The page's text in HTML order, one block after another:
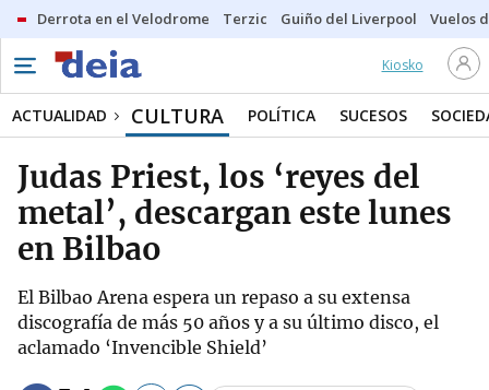
Derrota en el Velodrome Terzic Guiño del Liverpool Vuelos
Kiosko
ACTUALIDAD CULTURA POLÍTICA SUCESOS
Judas Priest, los ‘reyes del
metal’, descargan este lunes
en Bilbao
El Bilbao Arena espera un repaso a su extensa
discografía de más 50 años y a su último disco, el
aclamado ‘Invencible Shield’